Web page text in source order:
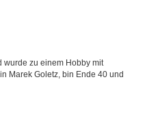
wurde zu einem Hobby mit
Marek Goletz, bin Ende 40 und